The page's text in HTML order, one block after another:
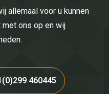
allemaal voor u kunnen
met ons op en wij
460445